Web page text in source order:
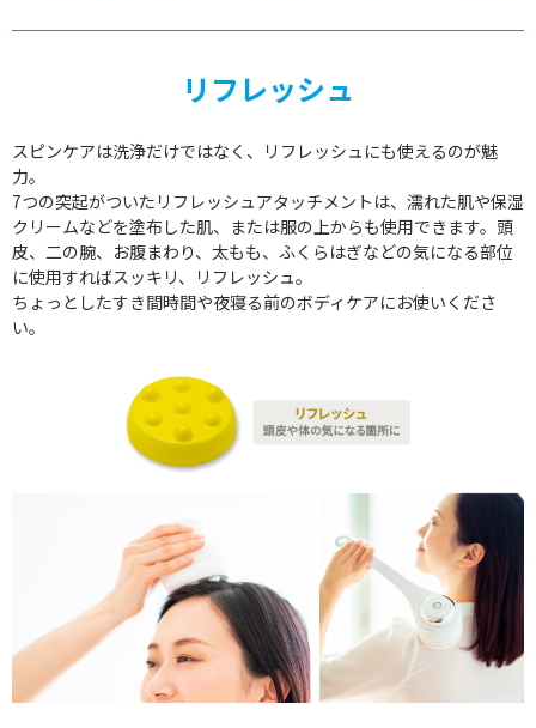
リフレッシュ
スピンケアは洗浄だけではなく、リフレッシュにも使えるのが魅
力。
7つの突起がついたリフレッシュアタッチメントは、濡れた肌や保湿
クリームなどを塗布した肌、または服の上からも使用できます。頭
皮、二の腕、お腹まわり、太もも、ふくらはぎなどの気になる部位
に使用すればスッキリ、リフレッシュ。
ちょっとしたすき間時間や夜寝る前のボディケアにお使いくださ
い。